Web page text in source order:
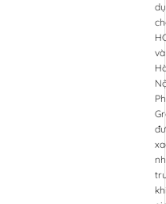
và